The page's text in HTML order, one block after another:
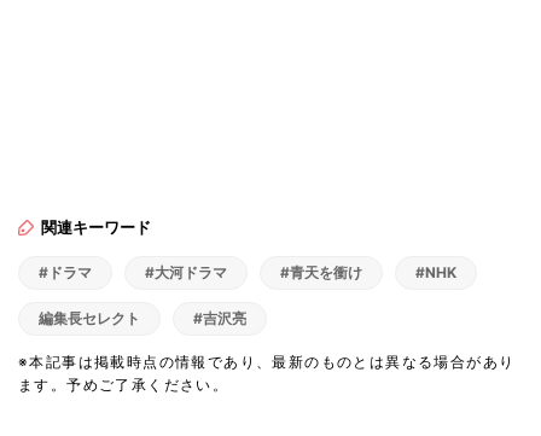
関連キーワード
#ドラマ #大河ドラマ #青天を衝け #NHK
編集長セレクト #吉沢亮
※本記事は掲載時点の情報であり、最新のものとは異なる場合があり
ます。予めご了承ください。